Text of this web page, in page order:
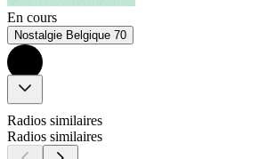
En cours
Nostalgie Belgique 70
Radios similaires
Radios similaires